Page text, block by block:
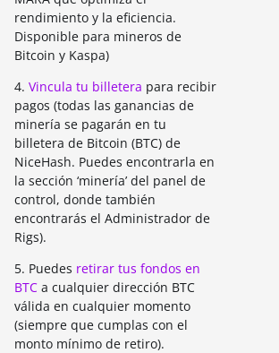
rendimiento y la eficiencia.
Disponible para mineros de
Bitcoin y Kaspa)
4. Vincula tu billetera para recibir
pagos (todas las ganancias de
minería se pagarán en tu
billetera de Bitcoin (BTC) de
NiceHash. Puedes encontrarla en
la sección ‘minería’ del panel de
control, donde también
encontrarás el Administrador de
Rigs).
5. Puedes retirar tus fondos en
BTC a cualquier dirección BTC
válida en cualquier momento
(siempre que cumplas con el
monto mínimo de retiro).